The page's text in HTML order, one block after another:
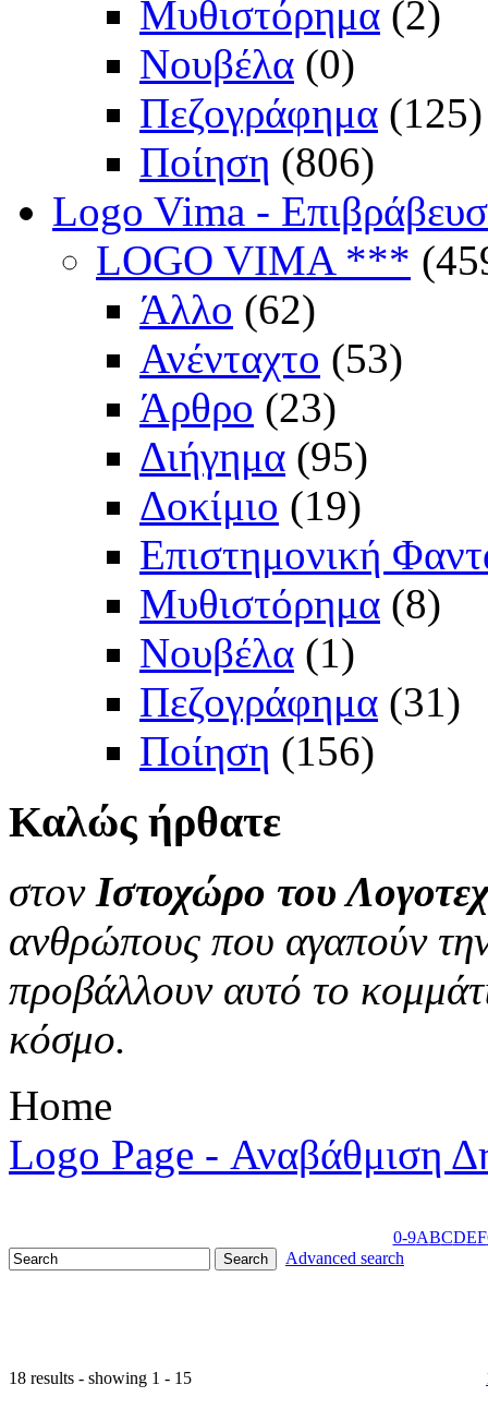
Μυθιστόρημα (2)
Νουβέλα (0)
Πεζογράφημα (125)
Ποίηση (806)
Logo Vima -
LOGO VIMA ***
Άλλο (62)
Ανένταχτο (53)
Άρθρο (23)
Διήγημα (95)
Δοκίμιο (19)
Επιστημονική
Μυθιστόρημα (8)
Νουβέλα (1)
Πεζογράφημα (31)
Ποίηση (156)
Καλώς ήρθατε
στον Ιστοχώρο του
ανθρώπους που αγαπούν
προβάλλουν αυτό το
κόσμο.
Home
Logo Page - Αναβάθμιση
0-9ABCDEF
Advanced search
18 results - showing 1 - 15